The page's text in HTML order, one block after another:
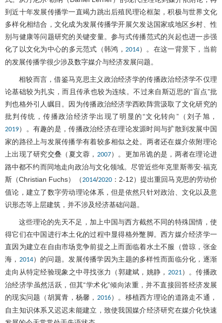
到近十年发展传播学一直竭力跳出后殖民理论框架，积极与世界文化
多样化相结合，文化成为发展传播学开展欠发达国家或地区乡村、性
别与健康等问题研究的关键变量。参与式传播范式的兴起也进一步强
化了以文化为中心的多元范式（韩鸿， 2014）。在这一背景下，当前
的发展传播学很少涉及数字媒介与经济发展问题。
相较而言，借鉴马克思主义政治经济学的传播政治经济学不仅理
论基础较为扎实，而且传承也较为连续。不过来自斯迈思的“盲点”批
判也格外引人瞩目。因为传播政治经济学西欧阵营汲取了文化研究的
批判传统，传播政治经济学出现了明显的“文化转向”（刘子旭，
2019）。有趣的是，传播政治经济在理论发源时间与扩散到发展中国
家的路径上与发展传播学有着较多相似之处。两者还在媒介依附理论
上出现了研究交叠（夏文蓉， 2007）。更加吊诡的是，两者在理论进
路中都不约而同地走向政治与文化领域。尽管近些年克里斯蒂安·福克
斯（Christian Fuchs）（2014/2020：2-12）提出重回马克思的劳动价
值论，建立了数字劳动理论体系，但是依然只针对政治、文化以及意
识形态等上层建筑，并不涉及经济基础问题。
这些理论的先天不足，加上中国与西方截然不同的特殊国情，使
得它们在中国进行本土化的过程中显得格外蹩脚。西方媒介经济学一
直因为建立在自由市场竞争前提之上而面临着水土不服（曾琼，张金
海， 2014）的问题。发展传播学因为主题的多样性而面临分化，逐渐
走向从特定经验现象之中寻找张力（郭建斌，姚静， 2021）。传播政
治经济学虽然活跃，但其“学术化”倾向浓重，并不直接回答经济发展
的现实问题（胡翼青，杨馨， 2016）。移植西方理论的道路走不通，
自主知识体系又迟迟未能建立，致使我国媒介经济研究在媒介化快速